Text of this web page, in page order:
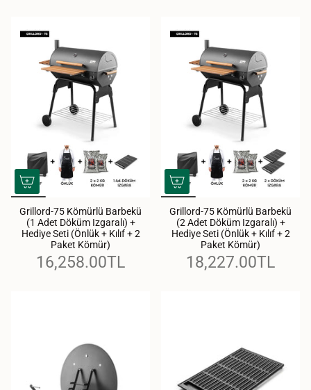
Grillord‑75 Kömürlü Barbekü
(1 Adet Döküm Izgaralı) +
Hediye Seti (Önlük + Kılıf + 2
Paket Kömür)
16,258.00TL
Grillord‑75 Kömürlü Barbekü
(2 Adet Döküm Izgaralı) +
Hediye Seti (Önlük + Kılıf + 2
Paket Kömür)
18,227.00TL